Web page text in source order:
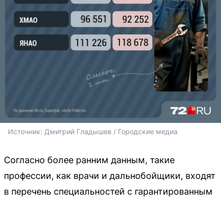
Источник: Дмитрий Гладышев / Городские медиа
Согласно более ранним данным, такие
профессии, как врачи и дальнобойщики, входят
в перечень специальностей с гарантированным